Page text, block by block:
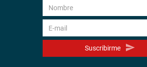
Suscribirme